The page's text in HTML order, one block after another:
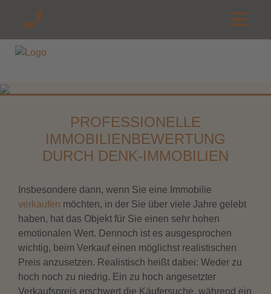
PROFESSIONELLE
IMMOBILIENBEWERTUNG
DURCH DENK-IMMOBILIEN
Insbesondere dann, wenn Sie eine Immobilie
verkaufen möchten, in der Sie über viele Jahre gelebt
haben, hat das Objekt für Sie einen sehr hohen
emotionalen Wert. Dennoch ist es ausgesprochen
wichtig, beim Verkauf einen möglichst realistischen
Preis anzusetzen. Realistisch heißt dabei: Weder zu
hoch noch zu niedrig. Ein zu hoch angesetzter
Verkaufspreis erschwert die Käufersuche, während ein